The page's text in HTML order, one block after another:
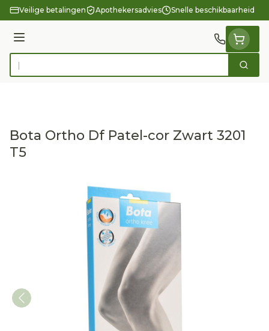
Ga naar de inhoud
Veilige betalingen Apothekersadvies Snelle beschikbaarheid
Menu
Product, merk, categorie... Zoek
Bota Ortho Df Patel-cor Zwart 3201
T5